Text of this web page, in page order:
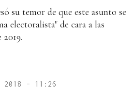
su temor de que este asunto se
electoralista" de cara a las
2018 - 11:26